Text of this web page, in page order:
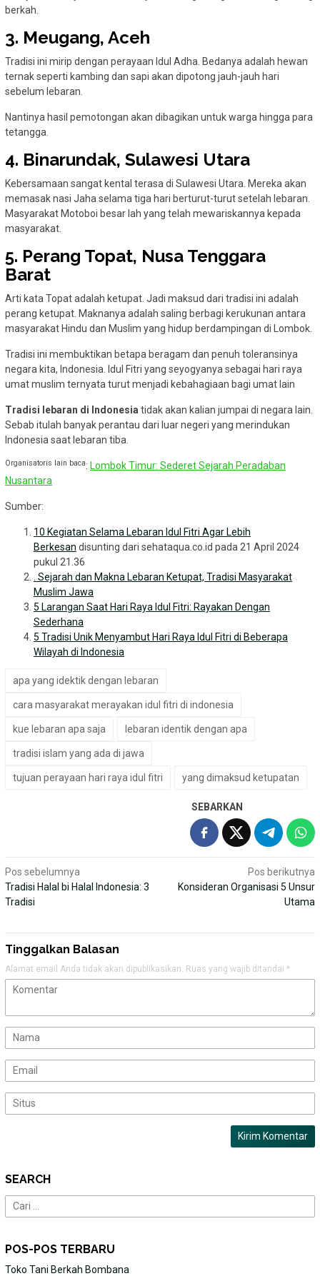
berkah.
3. Meugang, Aceh
Tradisi ini mirip dengan perayaan Idul Adha. Bedanya adalah hewan
ternak seperti kambing dan sapi akan dipotong jauh-jauh hari
sebelum lebaran.
Nantinya hasil pemotongan akan dibagikan untuk warga hingga para
tetangga.
4. Binarundak, Sulawesi Utara
Kebersamaan sangat kental terasa di Sulawesi Utara. Mereka akan
memasak nasi Jaha selama tiga hari berturut-turut setelah lebaran.
Masyarakat Motoboi besar lah yang telah mewariskannya kepada
masyarakat.
5. Perang Topat, Nusa Tenggara
Barat
Arti kata Topat adalah ketupat. Jadi maksud dari tradisi ini adalah
perang ketupat. Maknanya adalah saling berbagi kerukunan antara
masyarakat Hindu dan Muslim yang hidup berdampingan di Lombok.
Tradisi ini membuktikan betapa beragam dan penuh toleransinya
negara kita, Indonesia. Idul Fitri yang seyogyanya sebagai hari raya
umat muslim ternyata turut menjadi kebahagiaan bagi umat lain
Tradisi lebaran di Indonesia tidak akan kalian jumpai di negara lain.
Sebab itulah banyak perantau dari luar negeri yang merindukan
Indonesia saat lebaran tiba.
Organisatoris lain baca: Lombok Timur: Sederet Sejarah Peradaban
Nusantara
Sumber:
10 Kegiatan Selama Lebaran Idul Fitri Agar Lebih
Berkesan disunting dari sehataqua.co.id pada 21 April 2024
pukul 21.36
. Sejarah dan Makna Lebaran Ketupat, Tradisi Masyarakat
Muslim Jawa
5 Larangan Saat Hari Raya Idul Fitri: Rayakan Dengan
Sederhana
5 Tradisi Unik Menyambut Hari Raya Idul Fitri di Beberapa
Wilayah di Indonesia
apa yang idektik dengan lebaran
cara masyarakat merayakan idul fitri di indonesia
kue lebaran apa saja lebaran identik dengan apa
tradisi islam yang ada di jawa
tujuan perayaan hari raya idul fitri yang dimaksud ketupatan
SEBARKAN
Navigasi
pos
Pos sebelumnya
Tradisi Halal bi Halal Indonesia: 3
Tradisi
Pos berikutnya
Konsideran Organisasi 5 Unsur
Utama
Tinggalkan Balasan
Alamat email Anda tidak akan dipublikasikan. Ruas yang wajib ditandai *
SEARCH
Cari
untuk:
POS-POS TERBARU
Toko Tani Berkah Bombana